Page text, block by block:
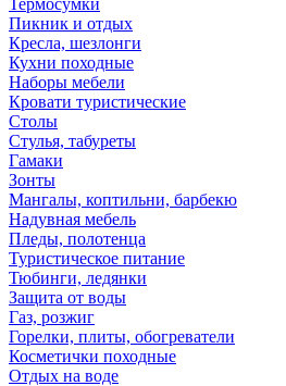
Термосумки
Пикник и отдых
Кресла, шезлонги
Кухни походные
Наборы мебели
Кровати туристические
Столы
Стулья, табуреты
Гамаки
Зонты
Мангалы, коптильни, барбекю
Надувная мебель
Пледы, полотенца
Туристическое питание
Тюбинги, ледянки
Защита от воды
Газ, розжиг
Горелки, плиты, обогреватели
Косметички походные
Отдых на воде